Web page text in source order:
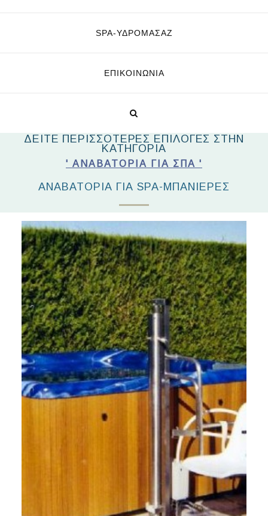
SPA-ΥΔΡΟΜΑΣΆΖ
ΕΠΙΚΟΙΝΩΝΊΑ
ΔΕΙΤΕ ΠΕΡΙΣΣΟΤΕΡΕΣ ΕΠΙΛΟΓΕΣ ΣΤΗΝ
ΚΑΤΗΓΟΡΙΑ
' ΑΝΑΒΑΤΌΡΙΑ ΓΙΑ ΣΠΑ '
ΑΝΑΒΑΤΌΡΙΑ ΓΙΑ SPA-ΜΠΑΝΙΈΡΕΣ